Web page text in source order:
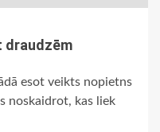
draudzēm
esot veikts nopietns
noskaidrot, kas liek